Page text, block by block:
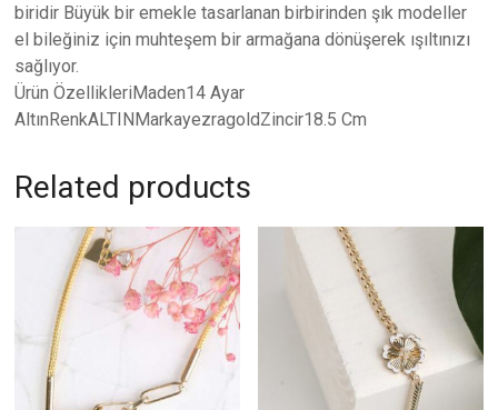
biridir Büyük bir emekle tasarlanan birbirinden şık modeller
el bileğiniz için muhteşem bir armağana dönüşerek ışıltınızı
sağlıyor.
Ürün ÖzellikleriMaden14 Ayar
AltınRenkALTINMarkayezragoldZincir18.5 Cm
Related products